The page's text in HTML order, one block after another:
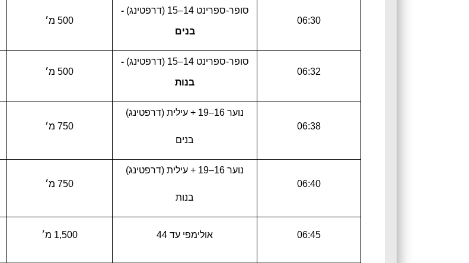
06:30
סופר-ספרינט 14–15 (דרפטינג) -
בנים
500 מ׳
06:32
סופר-ספרינט 14–15 (דרפטינג) -
בנות
500 מ׳
06:38
נוער 16–19 + עילית (דרפטינג)
בנים
750 מ׳
06:40
נוער 16–19 + עילית (דרפטינג)
בנות
750 מ׳
06:45 אולימפי עד 44 1,500 מ׳